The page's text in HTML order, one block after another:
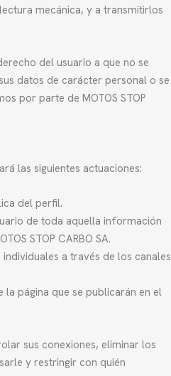
mecánica, y a transmitirlos
del usuario a que no se
datos de carácter personal o se
por parte de MOTOS STOP
las siguientes actuaciones:
del perfil.
de toda aquella información
STOP CARBO SA.
a través de los canales
la página que se publicarán en el
sus conexiones, eliminar los
y restringir con quién